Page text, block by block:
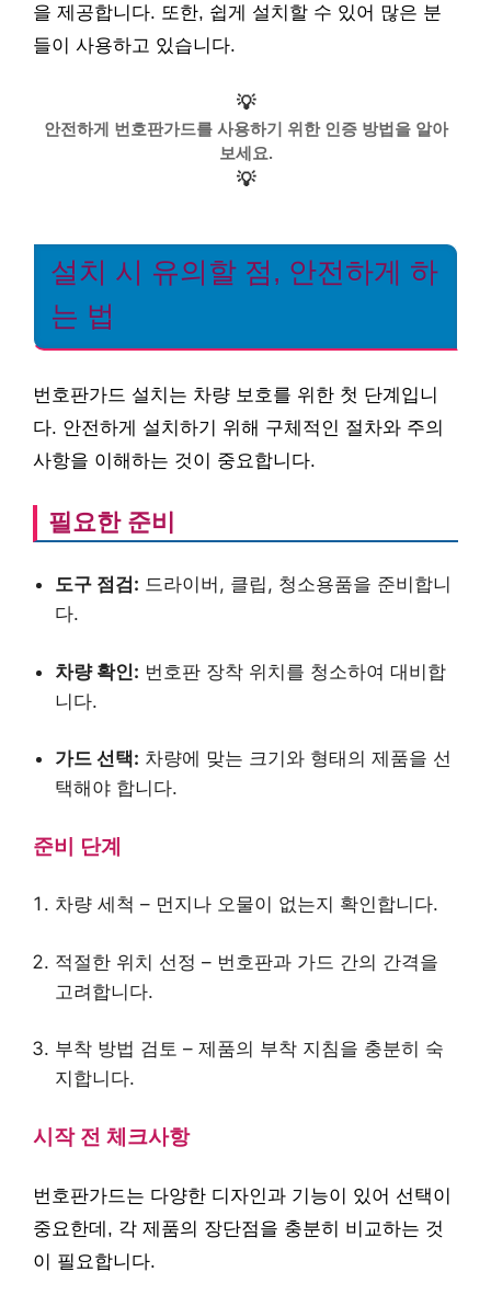
을 제공합니다. 또한, 쉽게 설치할 수 있어 많은 분
들이 사용하고 있습니다.
💡
안전하게 번호판가드를 사용하기 위한 인증 방법을 알아
보세요.
💡
설치 시 유의할 점, 안전하게 하
는 법
번호판가드 설치는 차량 보호를 위한 첫 단계입니
다. 안전하게 설치하기 위해 구체적인 절차와 주의
사항을 이해하는 것이 중요합니다.
필요한 준비
도구 점검: 드라이버, 클립, 청소용품을 준비합니
다.
차량 확인: 번호판 장착 위치를 청소하여 대비합
니다.
가드 선택: 차량에 맞는 크기와 형태의 제품을 선
택해야 합니다.
준비 단계
차량 세척 – 먼지나 오물이 없는지 확인합니다.
적절한 위치 선정 – 번호판과 가드 간의 간격을
고려합니다.
부착 방법 검토 – 제품의 부착 지침을 충분히 숙
지합니다.
시작 전 체크사항
번호판가드는 다양한 디자인과 기능이 있어 선택이
중요한데, 각 제품의 장단점을 충분히 비교하는 것
이 필요합니다.